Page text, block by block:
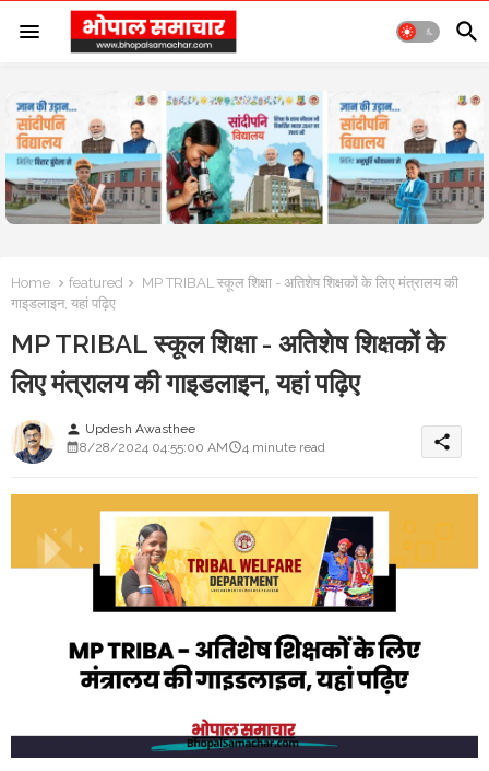
Home featured
MP TRIBAL स्कूल शिक्षा - अतिशेष शिक्षकों के लिए मंत्रालय की
गाइडलाइन, यहां पढ़िए
MP TRIBAL स्कूल शिक्षा - अतिशेष शिक्षकों के
लिए मंत्रालय की गाइडलाइन, यहां पढ़िए
person Updesh Awasthee
8/28/2024 04:55:00 AM
4 minute read share